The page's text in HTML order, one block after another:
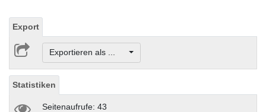
Export
Exportieren als ...
Statistiken
Seitenaufrufe: 43